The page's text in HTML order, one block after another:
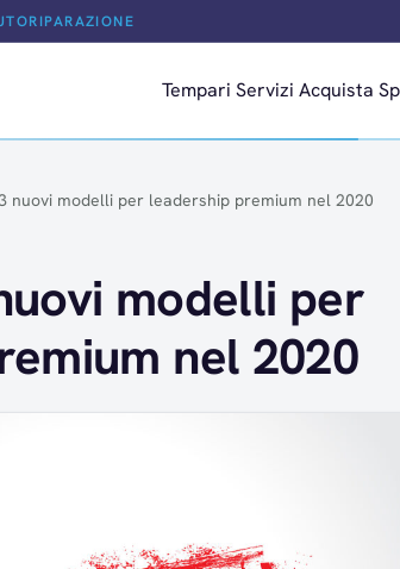
Tempari Servizi Acquista
nuovi modelli per leadership premium nel 2020
modelli per
nel 2020